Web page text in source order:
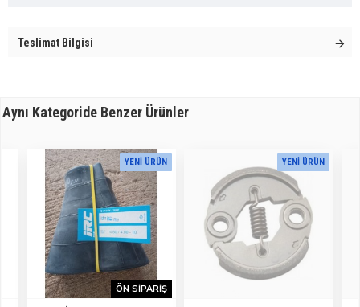
Teslimat Bilgisi
Aynı Kategoride Benzer Ürünler
YENI ÜRÜN
ÖN SIPARIŞ
YENI ÜRÜN